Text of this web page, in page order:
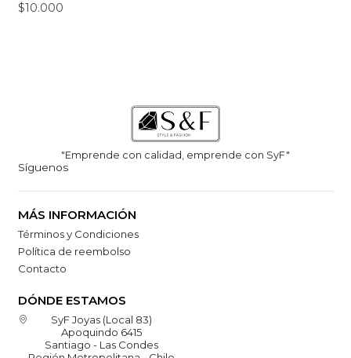
$10.000
"Emprende con calidad, emprende con SyF"
Síguenos
MÁS INFORMACIÓN
Términos y Condiciones
Política de reembolso
Contacto
DÓNDE ESTAMOS
SyF Joyas (Local 83)
Apoquindo 6415
Santiago - Las Condes